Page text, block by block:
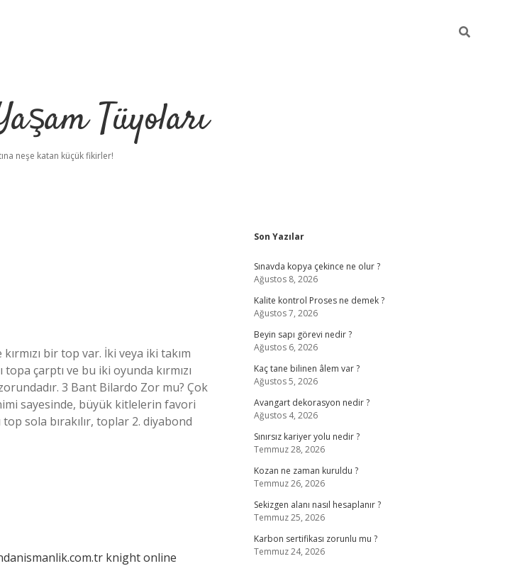
Tüyoları
neşe katan küçük fikirler!
bir top var. İki veya iki takım
çarptı ve bu iki oyunda kırmızı
3 Bant Bilardo Zor mu? Çok
sayesinde, büyük kitlelerin favori
sola bırakılır, toplar 2. diyabond
knight online
Sidebar
Son Yazılar
Sınavda kopya çekince ne olur ?
Ağustos 8, 2026
Kalite kontrol Proses ne demek ?
Ağustos 7, 2026
Beyin sapı görevi nedir ?
Ağustos 6, 2026
Kaç tane bilinen âlem var ?
Ağustos 5, 2026
Avangart dekorasyon nedir ?
Ağustos 4, 2026
Sınırsız kariyer yolu nedir ?
Temmuz 28, 2026
Kozan ne zaman kuruldu ?
Temmuz 26, 2026
Sekizgen alanı nasıl hesaplanır ?
Temmuz 25, 2026
Karbon sertifikası zorunlu mu ?
Temmuz 24, 2026